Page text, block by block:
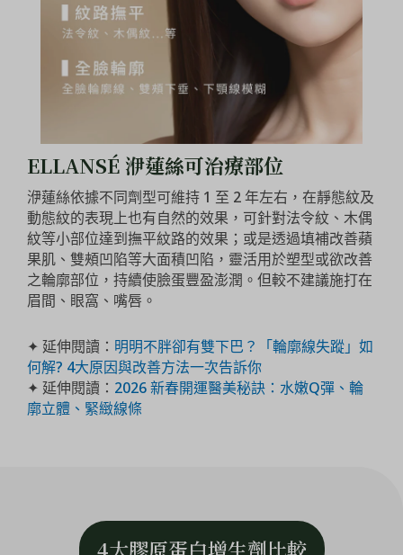
ELLANSÉ 洢蓮絲可治療部位
洢蓮絲依據不同劑型可維持 1 至 2 年左右，在靜態紋及
動態紋的表現上也有自然的效果，可針對法令紋、木偶
紋等小部位達到撫平紋路的效果；或是透過填補改善蘋
果肌、雙頰凹陷等大面積凹陷，靈活用於塑型或欲改善
之輪廓部位，持續使臉蛋豐盈澎潤。但較不建議施打在
眉間、眼窩、嘴唇。
✦ 延伸閱讀： 明明不胖卻有雙下巴？「輪廓線失蹤」如
何解? 4大原因與改善方法一次告訴你
✦ 延伸閱讀： 2026 新春開運醫美秘訣：水嫩Q彈、輪
廓立體、緊緻線條
4大膠原蛋白增生劑比較